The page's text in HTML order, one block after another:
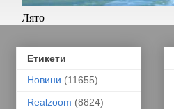
Лято
Етикети
Новини (11655)
Realzoom (8824)